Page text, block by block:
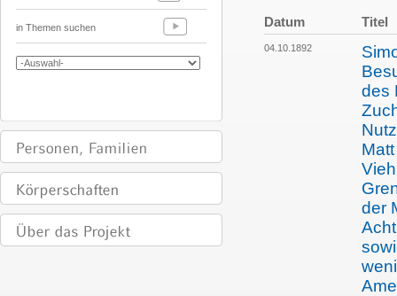
in Themen suchen Datum Titel
04.10.1892
des
der